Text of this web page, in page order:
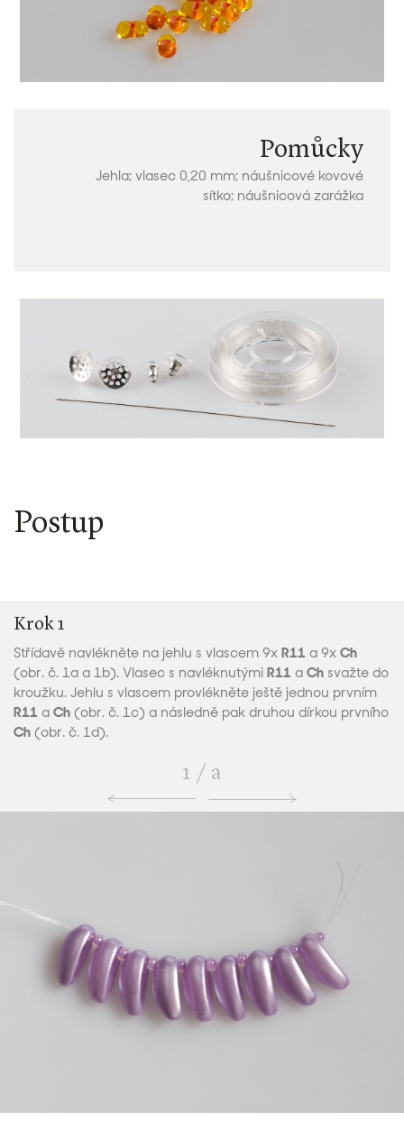
Pomůcky
Jehla; vlasec 0,20 mm; náušnicové kovové
sítko; náušnicová zarážka
Postup
Krok 1
Střídavě navlékněte na jehlu s vlascem 9x R11 a 9x Ch
(obr. č. 1a a 1b). Vlasec s navléknutými R11 a Ch svažte do
kroužku. Jehlu s vlascem provlékněte ještě jednou prvním
R11 a Ch (obr. č. 1c) a následně pak druhou dírkou prvního
Ch (obr. č. 1d).
1 / a